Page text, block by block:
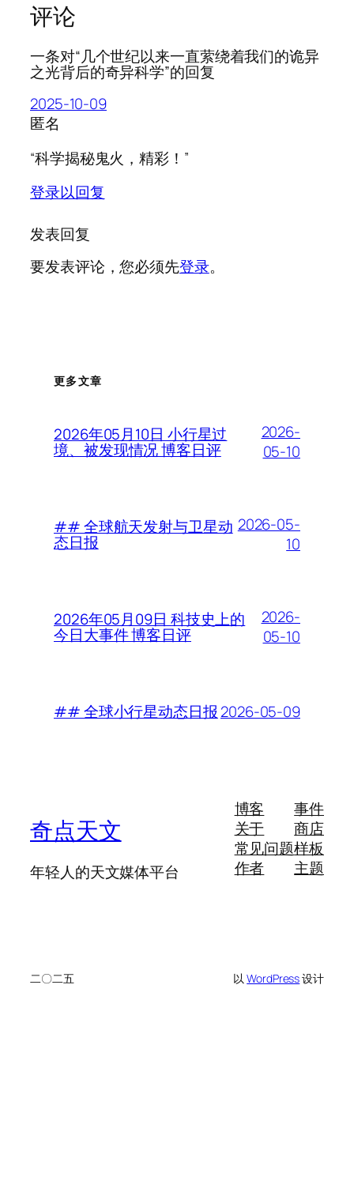
评论
一条对“几个世纪以来一直萦绕着我们的诡异
之光背后的奇异科学”的回复
2025-10-09
匿名
“科学揭秘鬼火，精彩！”
登录以回复
发表回复
要发表评论，您必须先登录。
更多文章
2026年05月10日 小行星过
境、被发现情况 博客日评
2026-
05-10
## 全球航天发射与卫星动
态日报
2026-05-
10
2026年05月09日 科技史上的
今日大事件 博客日评
2026-
05-10
## 全球小行星动态日报2026-05-09
奇点天文
年轻人的天文媒体平台
博客
关于
常见问题
作者
事件
商店
样板
主题
二〇二五 以WordPress设计